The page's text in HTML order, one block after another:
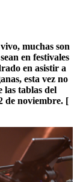
muchas son
en festivales
en asistir a
esta vez no
las tablas del
de noviembre. [